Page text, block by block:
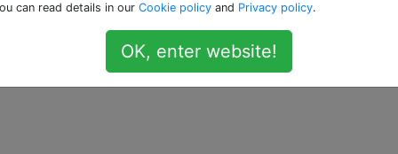
vorherigen Ajax-Aufruf abbrechen, bevor ich einen neuen
globalen Variablen. (Siehe Antwort auf eine ähnliche
can read details in our Cookie policy and Privacy policy.
OK, enter website!